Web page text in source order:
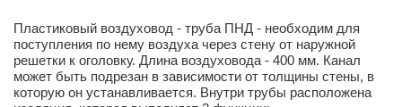
Пластиковый воздуховод - труба ПНД - необходим для
поступления по нему воздуха через стену от наружной
решетки к оголовку. Длина воздуховода - 400 мм. Канал
может быть подрезан в зависимости от толщины стены, в
которую он устанавливается. Внутри трубы расположена